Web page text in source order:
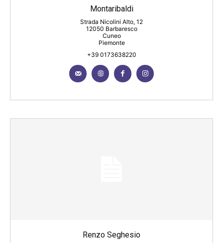
Montaribaldi
Strada Nicolini Alto, 12
12050 Barbaresco
Cuneo
Piemonte
+39 0173638220
Renzo Seghesio